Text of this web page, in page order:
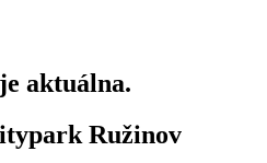
aktuálna.
Ružinov